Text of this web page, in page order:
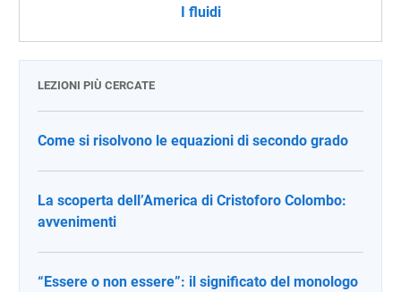
I fluidi
LEZIONI PIÙ CERCATE
Come si risolvono le equazioni di secondo grado
La scoperta dell’America di Cristoforo Colombo:
avvenimenti
“Essere o non essere”: il significato del monologo